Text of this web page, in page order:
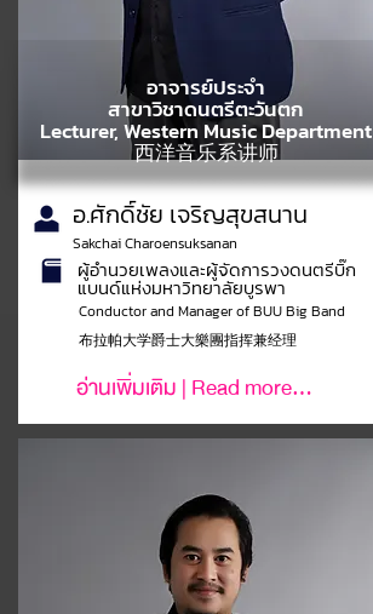
อาจารย์ประจำ
สาขาวิชาดนตรีตะวันตก
Lecturer, Western Music Department
西洋音乐系讲师
อ.ศักดิ์ชัย เจริญสุขสนาน
Sakchai Charoensuksanan
ผู้อำนวยเพลงและผู้จัดการวงดนตรีบิ๊ก
แบนด์แห่งมหาวิทยาลัยบูรพา
Conductor and Manager of BUU Big Band
布拉帕大学爵士大樂團指挥兼经理
อ่านเพิ่มเติม | Read more...